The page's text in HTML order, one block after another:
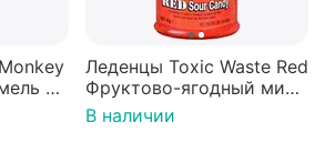
с
Леденцы Toxic Waste Red
Фруктово-ягодный микс
Красная банка 42 г,
Пакистан
В наличии